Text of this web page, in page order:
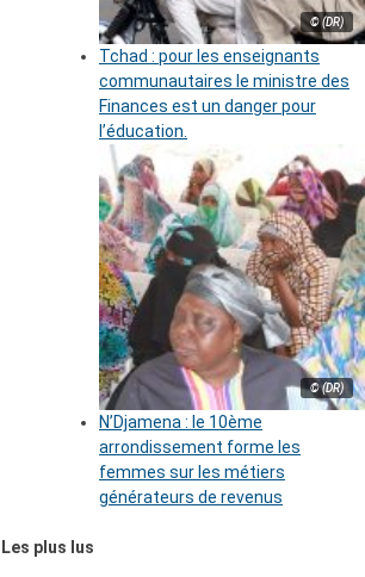
© (DR)
Tchad : pour les enseignants
communautaires le ministre des
Finances est un danger pour
l’éducation.
© (DR)
N’Djamena : le 10ème
arrondissement forme les
femmes sur les métiers
générateurs de revenus
Les plus lus